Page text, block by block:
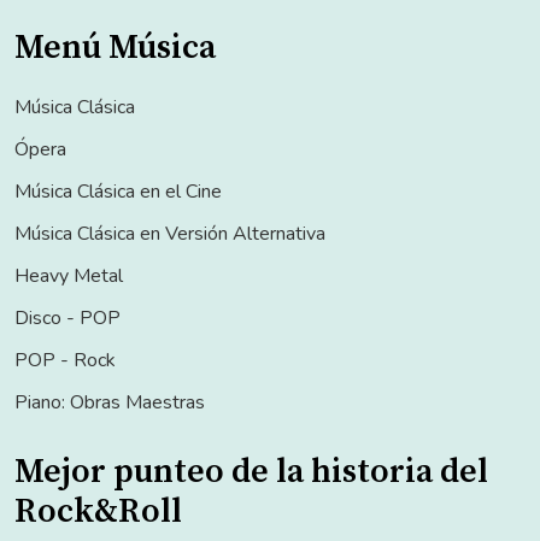
Menú Música
Música Clásica
Ópera
Música Clásica en el Cine
Música Clásica en Versión Alternativa
Heavy Metal
Disco - POP
POP - Rock
Piano: Obras Maestras
Mejor punteo de la historia del
Rock&Roll